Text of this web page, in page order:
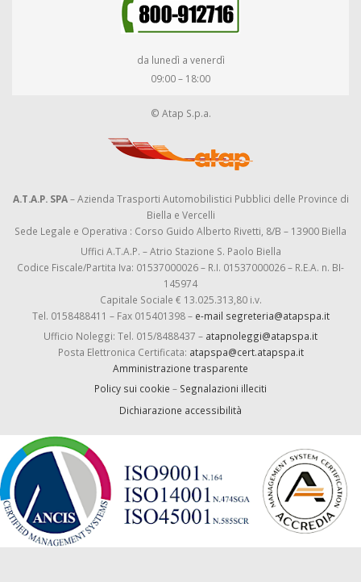
da lunedì a venerdì
09:00 – 18:00
© Atap S.p.a.
A.T.A.P. SPA– Azienda Trasporti Automobilistici Pubblici delle Province di
Biella e Vercelli
Sede Legale e Operativa : Corso Guido Alberto Rivetti, 8/B – 13900 Biella
Uffici A.T.A.P. – Atrio Stazione S. Paolo Biella
Codice Fiscale/Partita Iva: 01537000026 – R.I. 01537000026 – R.E.A. n. BI-
145974
Capitale Sociale € 13.025.313,80 i.v.
Tel. 0158488411 – Fax 015401398 – e-mail segreteria@atapspa.it
Ufficio Noleggi: Tel. 015/8488437 – atapnoleggi@atapspa.it
Posta Elettronica Certificata: atapspa@cert.atapspa.it
Amministrazione trasparente
Policy sui cookie – Segnalazioni illeciti
Dichiarazione accessibilità